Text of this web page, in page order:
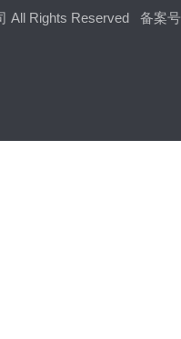
All Rights Reserved 备案